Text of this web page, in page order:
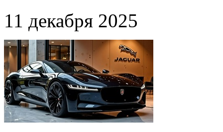
11 декабря 2025